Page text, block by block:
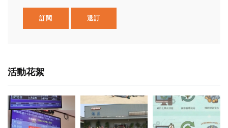
訂閱 退訂
活動花絮